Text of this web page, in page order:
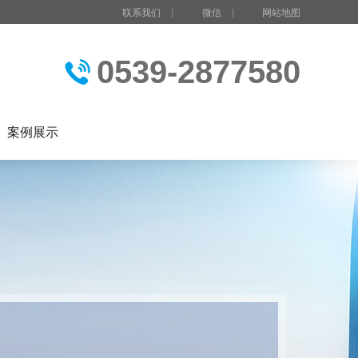
联系我们 | 微信 | 网站地图
0539-2877580
案例展示